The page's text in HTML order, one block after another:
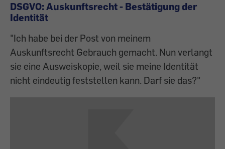
DSGVO: Auskunftsrecht - Bestätigung der
Identität
"Ich habe bei der Post von meinem
Auskunftsrecht Gebrauch gemacht. Nun verlangt
sie eine Ausweiskopie, weil sie meine Identität
nicht eindeutig feststellen kann. Darf sie das?"